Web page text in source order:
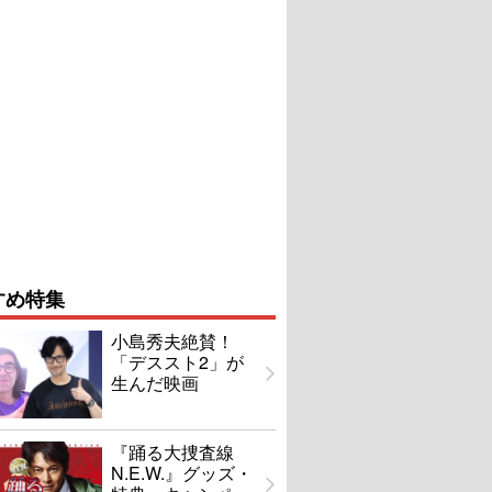
特集
小島秀夫絶賛！
「デススト2」が
生んだ映画
『踊る大捜査線
N.E.W.』グッズ・